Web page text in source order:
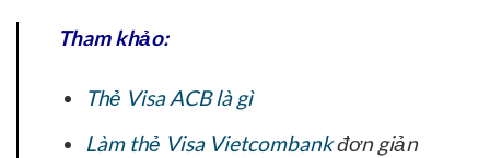
Tham khảo:
Thẻ Visa ACB là gì
Làm thẻ Visa Vietcombankđơn giản